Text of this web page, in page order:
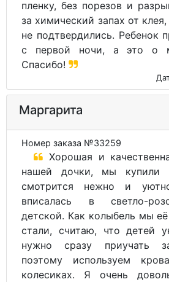
пленку, без порезов и
за химический запах от
не подтвердились. Ребенок
с первой ночи, а это о
Спасибо!
Маргарита
Номер заказа №33259
Хорошая и
нашей дочки, мы купили
смотрится нежно и
вписалась в светло-
детской. Как колыбель мы её
стали, считаю, что детей
нужно сразу приучать
поэтому используем
колесиках. Я очень